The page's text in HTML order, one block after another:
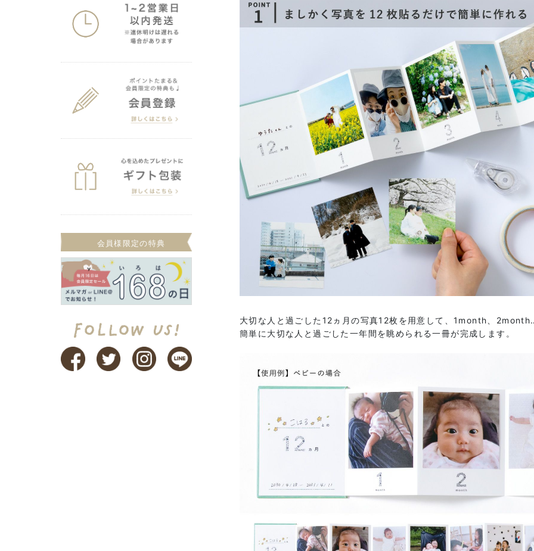
大切な人と過ごした12ヵ月の写真12枚を用意して、1month、
簡単に大切な人と過ごした一年間を眺められる一冊が完成します。
会員様限定の特典